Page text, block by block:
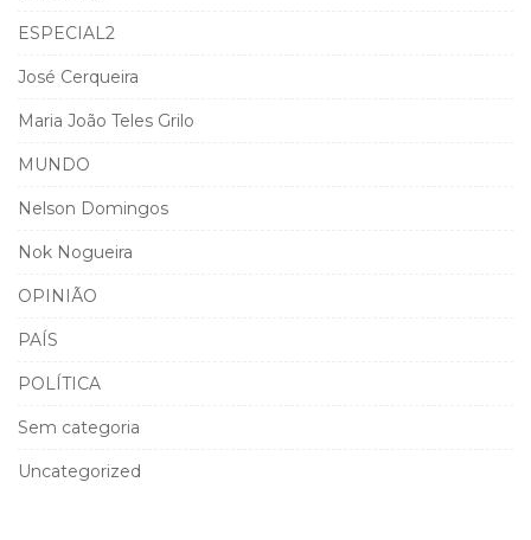
ESPECIAL2
José Cerqueira
Maria João Teles Grilo
MUNDO
Nelson Domingos
Nok Nogueira
OPINIÃO
PAÍS
POLÍTICA
Sem categoria
Uncategorized